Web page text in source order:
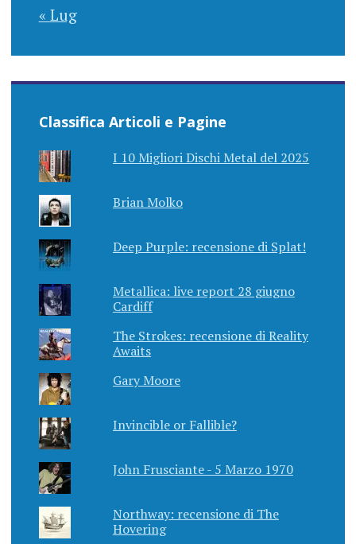
« Lug
Classifica Articoli e Pagine
I 10 Migliori Dischi Metal del 2025
Brian Molko
Deep Purple: recensione di Splat!
Metallica: live report 28 giugno
Cardiff
The Strokes: recensione di Reality
Awaits
Gary Moore
Invincible or Fallible?
John Frusciante - 5 Marzo 1970
Northway: recensione di The
Hovering